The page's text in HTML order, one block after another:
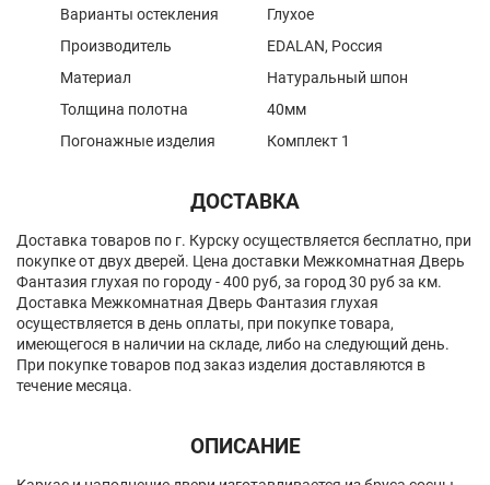
Варианты остекления
Глухое
Производитель
EDALAN, Россия
Материал
Натуральный шпон
Толщина полотна
40мм
Погонажные изделия
Комплект 1
ДОСТАВКА
Доставка товаров по г. Курску осуществляется бесплатно, при
покупке от двух дверей. Цена доставки Межкомнатная Дверь
Фантазия глухая по городу - 400 руб, за город 30 руб за км.
Доставка Межкомнатная Дверь Фантазия глухая
осуществляется в день оплаты, при покупке товара,
имеющегося в наличии на складе, либо на следующий день.
При покупке товаров под заказ изделия доставляются в
течение месяца.
ОПИСАНИЕ